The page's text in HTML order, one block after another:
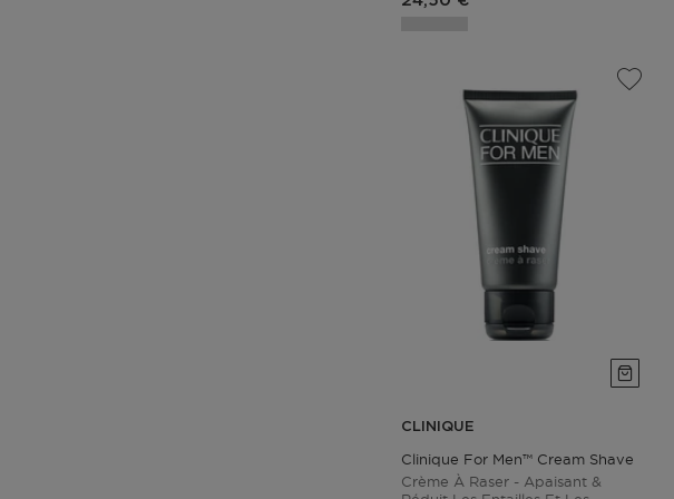
CLINIQUE
Clinique For Men™ Cream Shave
Crème À Raser - Apaisant &